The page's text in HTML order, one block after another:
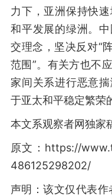
力下，亚洲保持快
和平发展的绿洲。
交理念，坚决反对“
范围”。有关方也不
家间关系进行恶意
于亚太和平稳定繁荣
本文系观察者网独家
原文：https://
486125298202/
声明：该文仅代表